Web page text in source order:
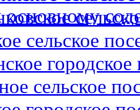
основному
сельское
городское
сельское